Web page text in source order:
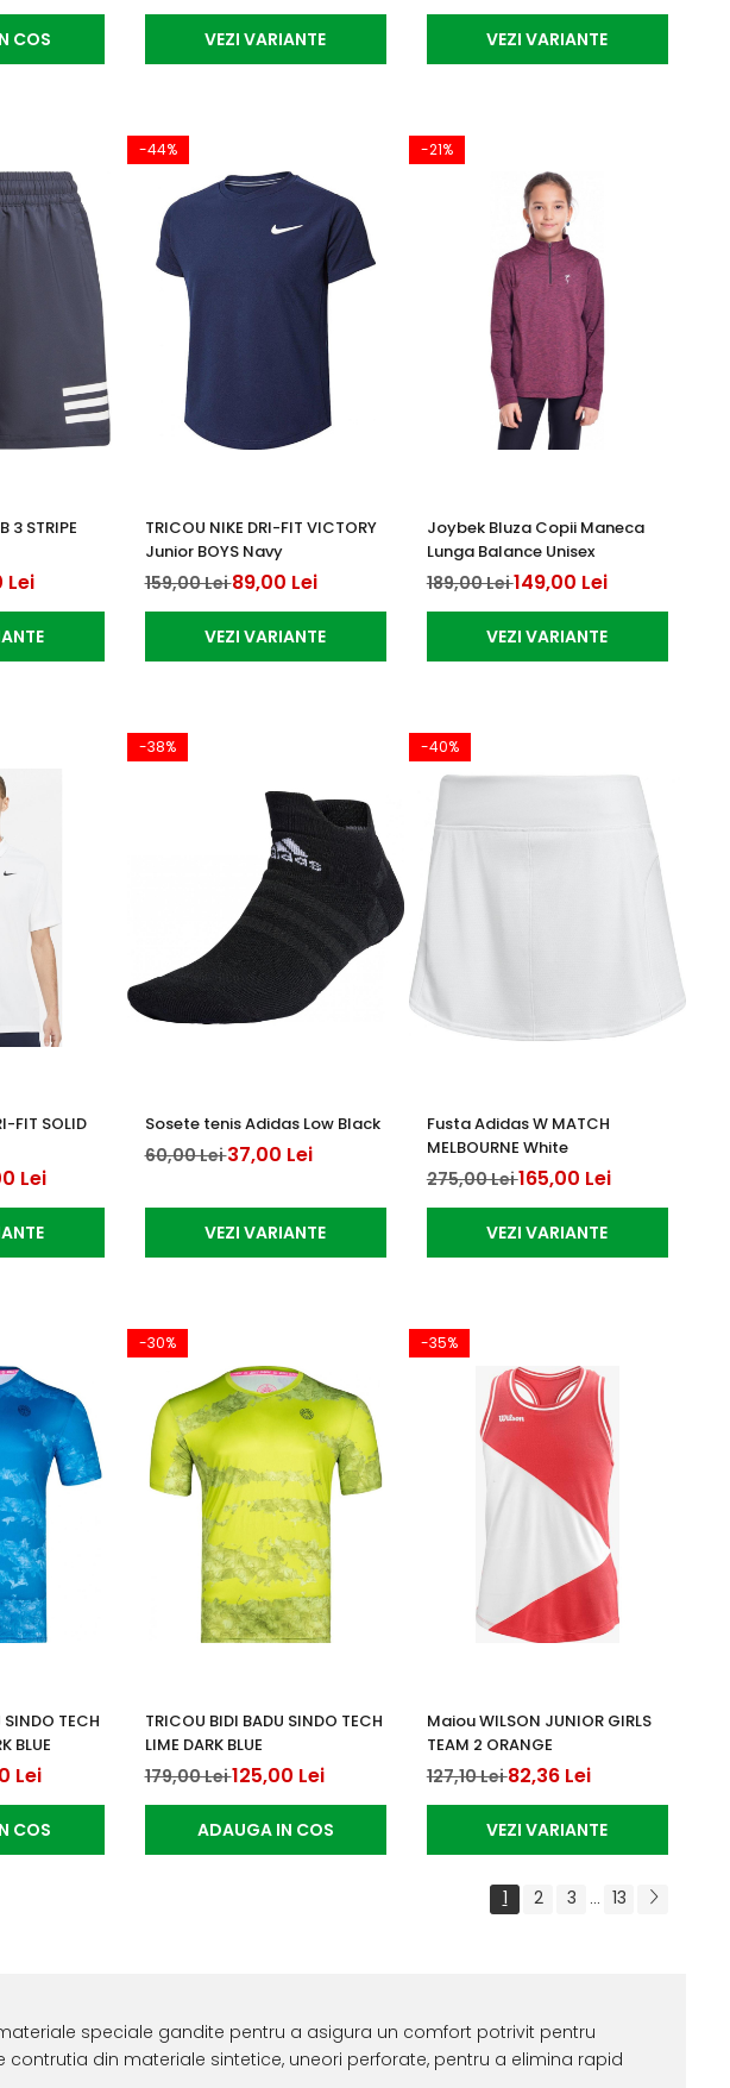
COS VEZI VARIANTE VEZI VARIANTE
3 STRIPE
Lei
-44%
TRICOU NIKE DRI-FIT VICTORY
Junior BOYS Navy
159,00 Lei89,00 Lei
VEZI VARIANTE
-21%
Joybek Bluza Copii Maneca
Lunga Balance Unisex
189,00 Lei149,00 Lei
VEZI VARIANTE
FIT SOLID
Lei
-38%
Sosete tenis Adidas Low Black
60,00 Lei37,00 Lei
VEZI VARIANTE
-40%
Fusta Adidas W MATCH
MELBOURNE White
275,00 Lei165,00 Lei
VEZI VARIANTE
TECH
BLUE
Lei
COS
-30%
TRICOU BIDI BADU SINDO TECH
LIME DARK BLUE
179,00 Lei125,00 Lei
ADAUGA IN COS
-35%
Maiou WILSON JUNIOR GIRLS
TEAM 2 ORANGE
127,10 Lei82,36 Lei
VEZI VARIANTE
1 2 3 ... 13
speciale gandite pentru a asigura un comfort potrivit pentru
din materiale sintetice, uneori perforate, pentru a elimina rapid